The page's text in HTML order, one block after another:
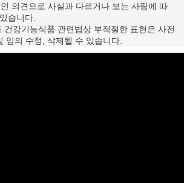
의견으로 사실과 다르거나 보는 사람에 따
습니다.
강기능식품 관련법상 부적절한 표현은 사전
임의 수정, 삭제될 수 있습니다.